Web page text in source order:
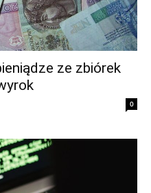
ze zbiórek
0